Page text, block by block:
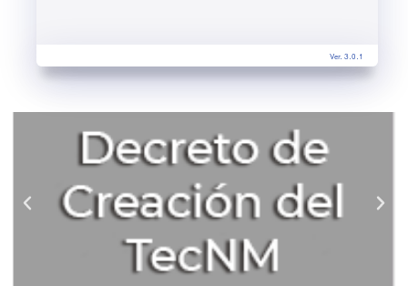
Ver. 3.0.1